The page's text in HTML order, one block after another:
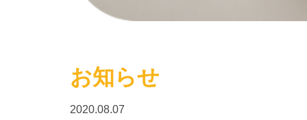
お知らせ
2020.08.07